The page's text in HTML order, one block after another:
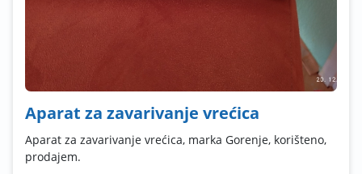
Aparat za zavarivanje vrećica
Aparat za zavarivanje vrećica, marka Gorenje, korišteno,
prodajem.